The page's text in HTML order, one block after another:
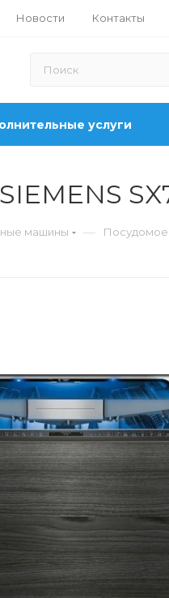
Новости Контакты
услуги
машины —